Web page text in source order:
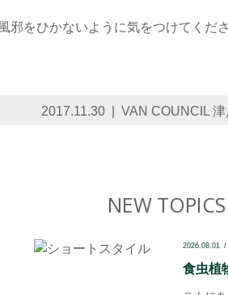
邪をひかないように気をつけてくだ
2017.11.30 VAN COUNCIL 津
NEW TOPICS
2026.08.01
食虫植